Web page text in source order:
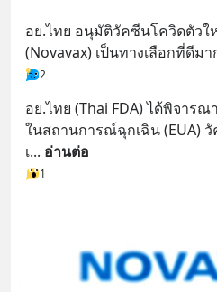
อย.ไทย อนุมัติวัคซีนโควิดตัวใ
(Novavax) เป็นทางเลือกที่ดีม
2
อย.ไทย (Thai FDA) ได้พิจาร
ในสถานการณ์ฉุกเฉิน (EUA)
เ... อ่านต่อ
1